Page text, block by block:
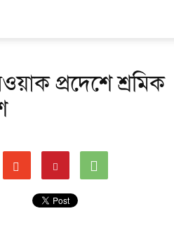
প্রদেশে শ্রমিক